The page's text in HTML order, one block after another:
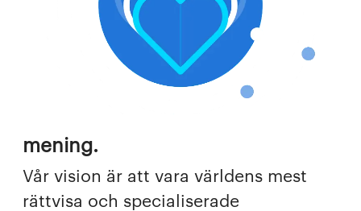
mening.
Vår vision är att vara världens mest
rättvisa och specialiserade